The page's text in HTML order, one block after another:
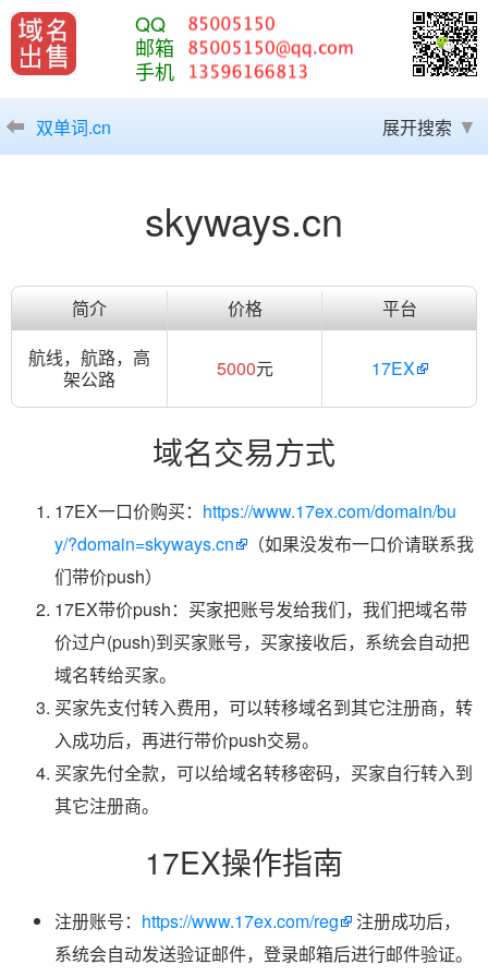
QQ
邮箱
手机
双单词.cn 展开搜索
skyways.cn
简介 价格
平台
航线，航路，高
架公路
5000元 17EX
域名交易方式
17EX一口价购买： https://www.17ex.com/domain/bu
y/?domain=skyways.cn
（如果没发布一口价请联系我
们带价push）
17EX带价push：买家把账号发给我们，我们把域名带
价过户(push)到买家账号，买家接收后，系统会自动把
域名转给买家。
买家先支付转入费用，可以转移域名到其它注册商，转
入成功后，再进行带价push交易。
买家先付全款，可以给域名转移密码，买家自行转入到
其它注册商。
17EX操作指南
注册账号： https://www.17ex.com/reg
注册成功后，
系统会自动发送验证邮件，登录邮箱后进行邮件验证。